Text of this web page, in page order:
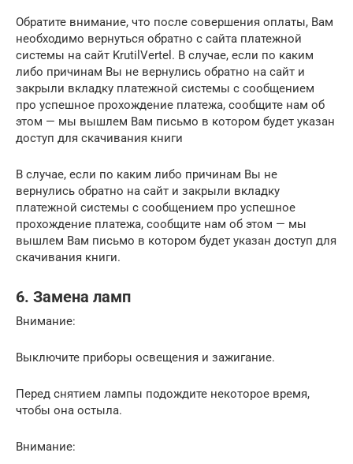
Обратите внимание, что после совершения оплаты, Вам
необходимо вернуться обратно с сайта платежной
системы на сайт KrutilVertel. В случае, если по каким
либо причинам Вы не вернулись обратно на сайт и
закрыли вкладку платежной системы с сообщением
про успешное прохождение платежа, сообщите нам об
этом — мы вышлем Вам письмо в котором будет указан
доступ для скачивания книги
В случае, если по каким либо причинам Вы не
вернулись обратно на сайт и закрыли вкладку
платежной системы с сообщением про успешное
прохождение платежа, сообщите нам об этом — мы
вышлем Вам письмо в котором будет указан доступ для
скачивания книги.
6. Замена ламп
Внимание:
Выключите приборы освещения и зажигание.
Перед снятием лампы подождите некоторое время,
чтобы она остыла.
Внимание: